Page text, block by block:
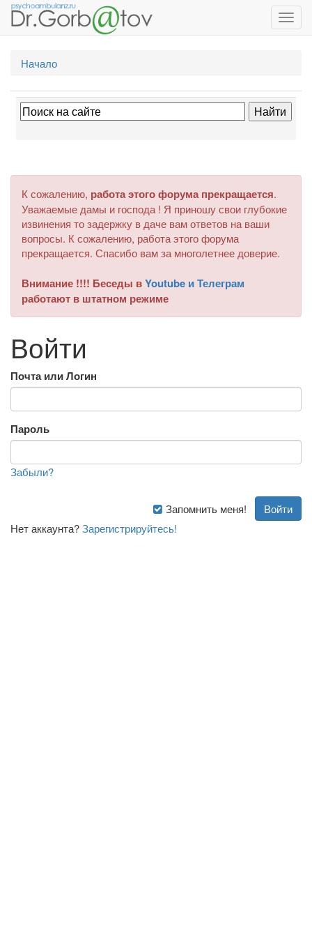
Начало
К сожалению, работа этого форума прекращается.
Уважаемые дамы и господа ! Я приношу свои глубокие
извинения то задержку в даче вам ответов на ваши
вопросы. К сожалению, работа этого форума
прекращается. Спасибо вам за многолетнее доверие.
Внимание !!!! Беседы вYoutube и Телеграм
работают в штатном режиме
Войти
Почта или Логин
Пароль
Забыли?
Запомнить меня!
Нет аккаунта?Зарегистрируйтесь!